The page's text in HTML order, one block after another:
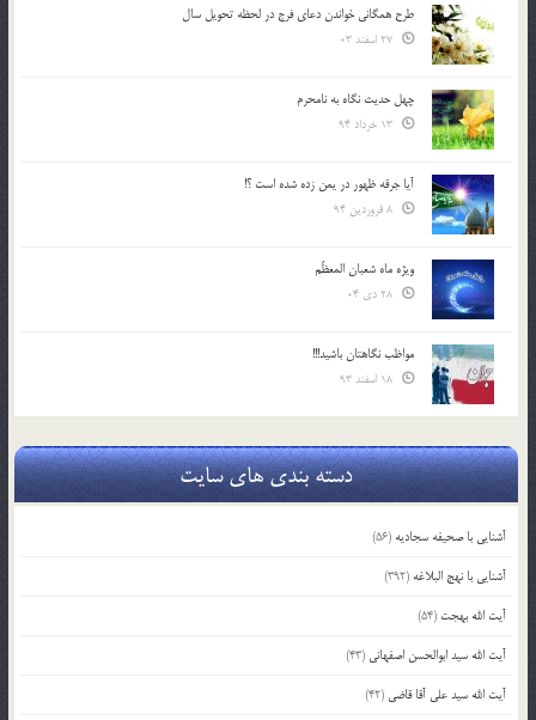
طرح همگانی خواندن دعای فرج در لحظه تحویل سال
چهل حدیث نگاه به نامحرم
آیا جرقه ظهور در یمن زده شده است ؟!
ویژه ماه شعبان المعظّم
مواظب نگاهتان باشید!!!
دسته بندی های سایت
آشنایی با صحیفه سجادیه (56)
آشنایی با نهج البلاغه (392)
آیت الله بهجت (54)
آیت الله سید ابوالحسن اصفهانی (43)
آیت الله سید علی آقا قاضی (42)